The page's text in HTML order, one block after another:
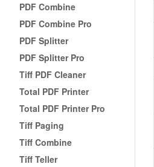
PDF Combine
PDF Combine Pro
PDF Splitter
PDF Splitter Pro
Tiff PDF Cleaner
Total PDF Printer
Total PDF Printer Pro
Tiff Paging
Tiff Combine
Tiff Teller